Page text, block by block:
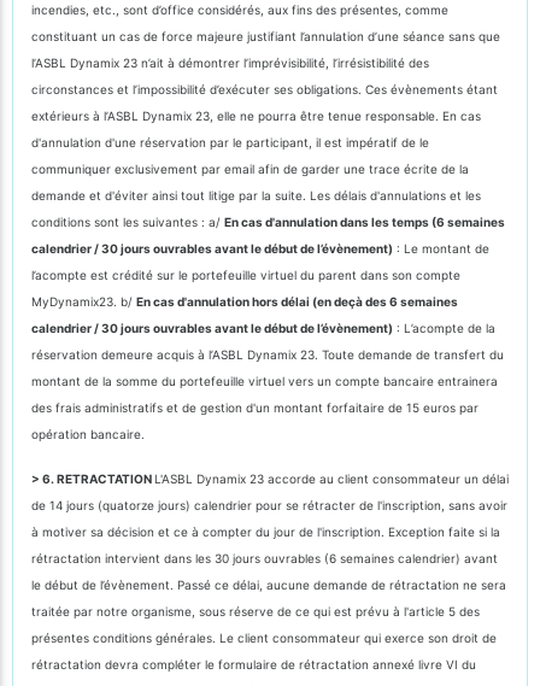
incendies, etc., sont d’office considérés, aux fins des présentes, comme
constituant un cas de force majeure justifiant l’annulation d’une séance sans que
l’ASBL Dynamix 23 n’ait à démontrer l’imprévisibilité, l’irrésistibilité des
circonstances et l’impossibilité d’exécuter ses obligations. Ces évènements étant
extérieurs à l’ASBL Dynamix 23, elle ne pourra être tenue responsable. En cas
d'annulation d'une réservation par le participant, il est impératif de le
communiquer exclusivement par email afin de garder une trace écrite de la
demande et d'éviter ainsi tout litige par la suite. Les délais d'annulations et les
conditions sont les suivantes : a/ En cas d'annulation dans les temps (6 semaines
calendrier / 30 jours ouvrables avant le début de l’évènement) : Le montant de
l’acompte est crédité sur le portefeuille virtuel du parent dans son compte
MyDynamix23. b/ En cas d'annulation hors délai (en deçà des 6 semaines
calendrier / 30 jours ouvrables avant le début de l’évènement) : L’acompte de la
réservation demeure acquis à l’ASBL Dynamix 23. Toute demande de transfert du
montant de la somme du portefeuille virtuel vers un compte bancaire entrainera
des frais administratifs et de gestion d'un montant forfaitaire de 15 euros par
opération bancaire.
> 6. RETRACTATIONL'ASBL Dynamix 23 accorde au client consommateur un délai
de 14 jours (quatorze jours) calendrier pour se rétracter de l'inscription, sans avoir
à motiver sa décision et ce à compter du jour de l'inscription. Exception faite si la
rétractation intervient dans les 30 jours ouvrables (6 semaines calendrier) avant
le début de l’évènement. Passé ce délai, aucune demande de rétractation ne sera
traitée par notre organisme, sous réserve de ce qui est prévu à l'article 5 des
présentes conditions générales. Le client consommateur qui exerce son droit de
rétractation devra compléter le formulaire de rétractation annexé livre VI du